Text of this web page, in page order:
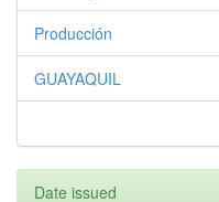
Producción
GUAYAQUIL
Date issued